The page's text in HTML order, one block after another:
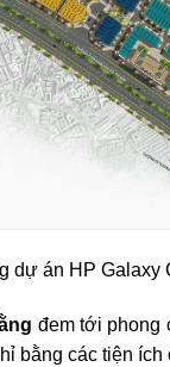
dự án HP Galaxy
đem tới phong
bằng các tiện ích